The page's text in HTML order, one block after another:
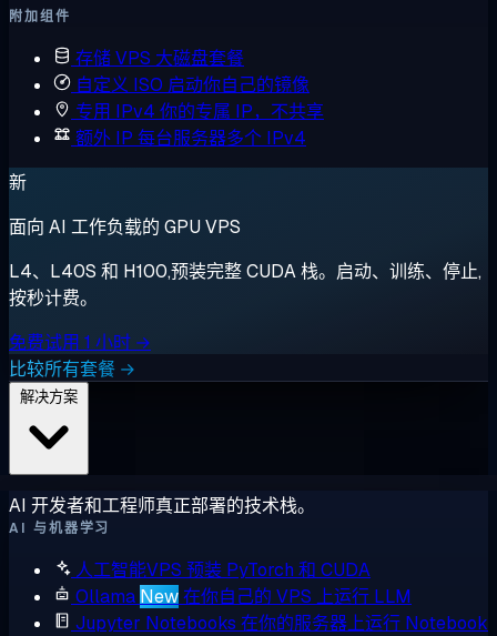
附加组件
存储 VPS 大磁盘套餐
自定义 ISO 启动你自己的镜像
专用 IPv4 你的专属 IP，不共享
额外 IP 每台服务器多个 IPv4
新
面向 AI 工作负载的 GPU VPS
L4、L40S 和 H100,预装完整 CUDA 栈。启动、训练、停止,
按秒计费。
免费试用 1 小时 →
比较所有套餐 →
AI 开发者和工程师真正部署的技术栈。
AI 与机器学习
人工智能VPS 预装 PyTorch 和 CUDA
Ollama New在你自己的 VPS 上运行 LLM
Jupyter Notebooks 在你的服务器上运行 Notebook